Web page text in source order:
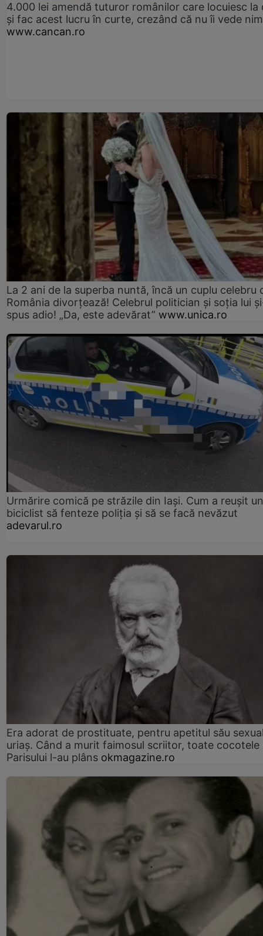
4.000 lei amendă tuturor românilor care locuiesc la
și fac acest lucru în curte, crezând că nu îi vede
www.cancan.ro
La 2 ani de la superba nuntă, încă un cuplu celebru
România divorțează! Celebrul politician și soția lui
spus adio! „Da, este adevărat” www.unica.ro
Urmărire comică pe străzile din Iași. Cum a reușit un
biciclist să fenteze poliția și să se facă nevăzut
adevarul.ro
Era adorat de prostituate, pentru apetitul său
uriaș. Când a murit faimosul scriitor, toate cocotele
Parisului l-au plâns okmagazine.ro